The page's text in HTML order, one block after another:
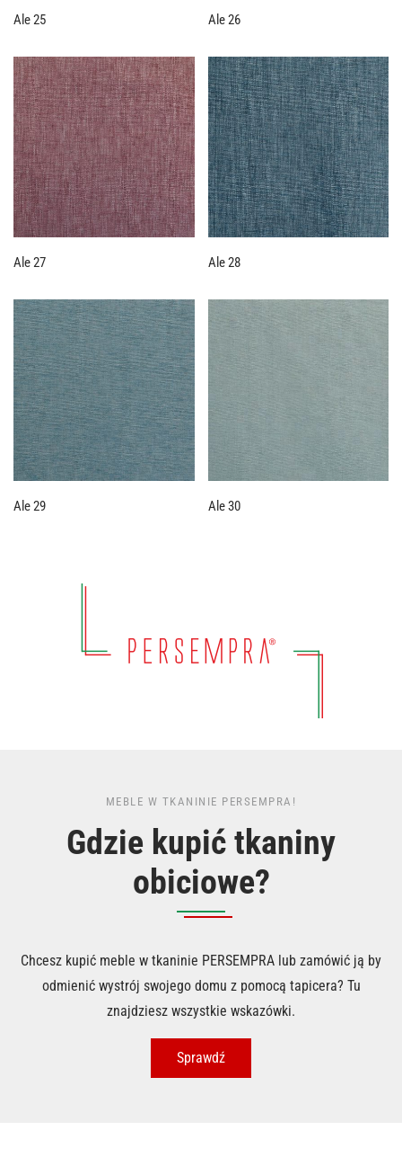
Ale 25 Ale 26
Ale 27 Ale 28
Ale 29 Ale 30
MEBLE W TKANINIE PERSEMPRA!
Gdzie kupić tkaniny
obiciowe?
Chcesz kupić meble w tkaninie PERSEMPRA lub zamówić ją by
odmienić wystrój swojego domu z pomocą tapicera? Tu
znajdziesz wszystkie wskazówki.
Sprawdź